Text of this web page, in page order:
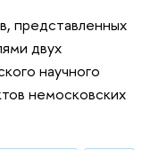
представленных
двух
научного
немосковских